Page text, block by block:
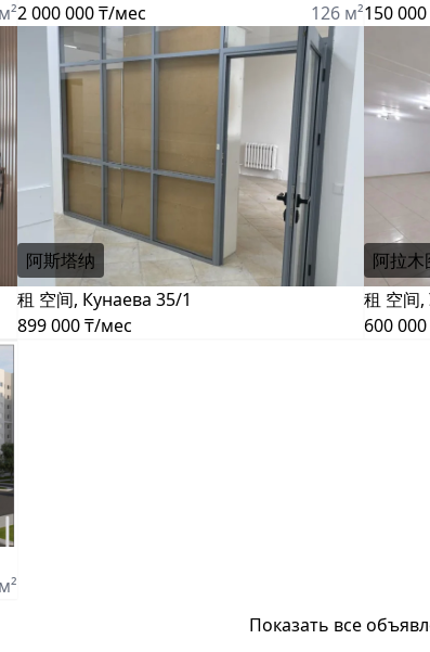
2 000 000 ₸/мес
126 м²150
阿斯塔纳
租 空间, Кунаева 35/1
899 000 ₸/мес
阿拉木
租 空间
600
Показать все